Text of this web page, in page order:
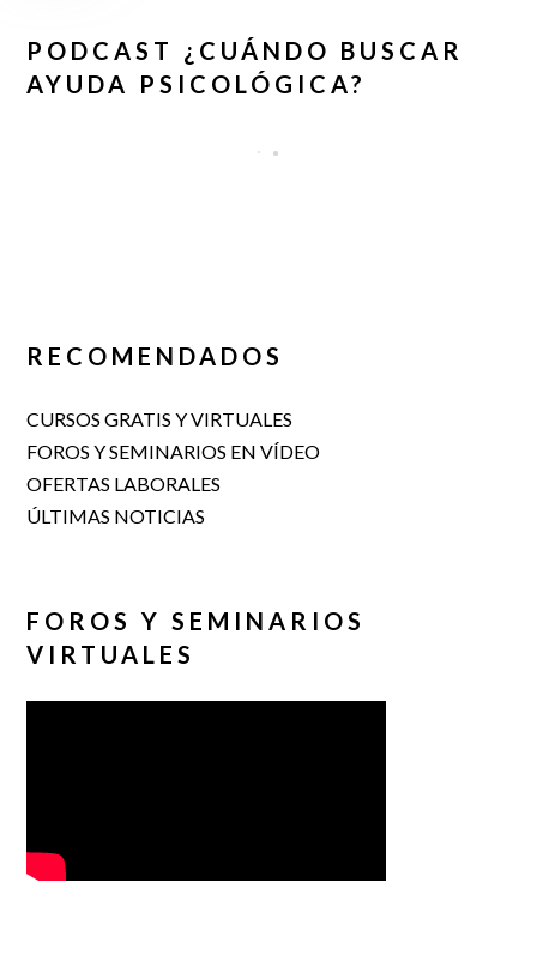
PODCAST ¿CUÁNDO BUSCAR
AYUDA PSICOLÓGICA?
RECOMENDADOS
CURSOS GRATIS Y VIRTUALES
FOROS Y SEMINARIOS EN VÍDEO
OFERTAS LABORALES
ÚLTIMAS NOTICIAS
FOROS Y SEMINARIOS
VIRTUALES